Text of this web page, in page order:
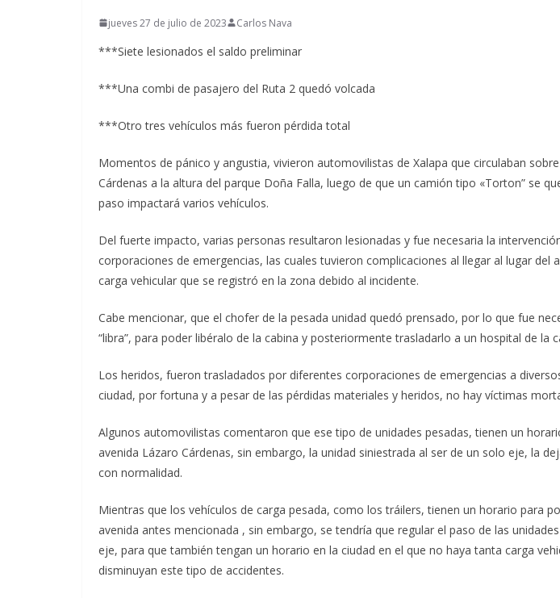
jueves 27 de julio de 2023 Carlos Nava
***Siete lesionados el saldo preliminar
***Una combi de pasajero del Ruta 2 quedó volcada
***Otro tres vehículos más fueron pérdida total
Momentos de pánico y angustia, vivieron automovilistas de Xalapa que circulaban
Cárdenas a la altura del parque Doña Falla, luego de que un camión tipo «Torton” se
paso impactará varios vehículos.
Del fuerte impacto, varias personas resultaron lesionadas y fue necesaria la
corporaciones de emergencias, las cuales tuvieron complicaciones al llegar al lugar del
carga vehicular que se registró en la zona debido al incidente.
Cabe mencionar, que el chofer de la pesada unidad quedó prensado, por lo que fue
“libra”, para poder libéralo de la cabina y posteriormente trasladarlo a un hospital de la
Los heridos, fueron trasladados por diferentes corporaciones de emergencias a
ciudad, por fortuna y a pesar de las pérdidas materiales y heridos, no hay víctimas
Algunos automovilistas comentaron que ese tipo de unidades pesadas, tienen un
avenida Lázaro Cárdenas, sin embargo, la unidad siniestrada al ser de un solo eje, la
con normalidad.
Mientras que los vehículos de carga pesada, como los tráilers, tienen un horario para
avenida antes mencionada , sin embargo, se tendría que regular el paso de las
eje, para que también tengan un horario en la ciudad en el que no haya tanta carga
disminuyan este tipo de accidentes.